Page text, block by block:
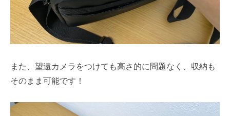
また、望遠カメラをつけても高さ的に問題なく、収納も
そのまま可能です！